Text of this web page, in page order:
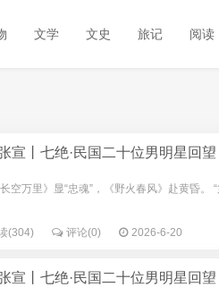
文学 文史 旅记 阅读
宣丨七绝·民国二十位男明星回望
空万里》显“忠魂”，《野火春风》赴黄昏。
(304) 评论(0) 2026-6-20
宣丨七绝·民国二十位男明星回望